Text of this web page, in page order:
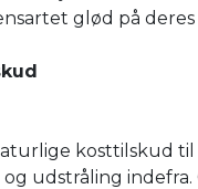
glød på
kosttilskud til
udstråling